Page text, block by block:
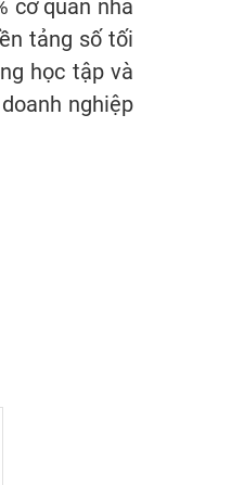
cơ quan nhà
tảng số tối
học tập và
nghiệp